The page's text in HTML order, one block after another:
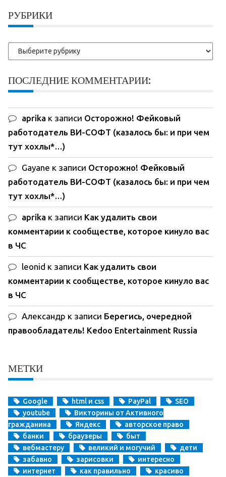
РУБРИКИ
Рубрики
ПОСЛЕДНИЕ КОММЕНТАРИИ:
aprika к записи Осторожно! Фейковый
работодатель ВИ-СОФТ (казалось бы: и при чем
тут хохлы*…)
Gayane к записи Осторожно! Фейковый
работодатель ВИ-СОФТ (казалось бы: и при чем
тут хохлы*…)
aprika к записи Как удалить свои
комментарии к сообществе, которое кинуло вас
в ЧС
leonid к записи Как удалить свои
комментарии к сообществе, которое кинуло вас
в ЧС
Александр к записи Берегись, очередной
правообладатель! Kedoo Entertainment Russia
МЕТКИ
Google html и css PayPal
SEO
youtube
Викторины от Активного
гражданина
Яндекс
авторское право
банки
браузеры
быт
вебмастеру
великий и могучий
дети
забавно
зарисовки
интересно
интернет
как правильно красиво